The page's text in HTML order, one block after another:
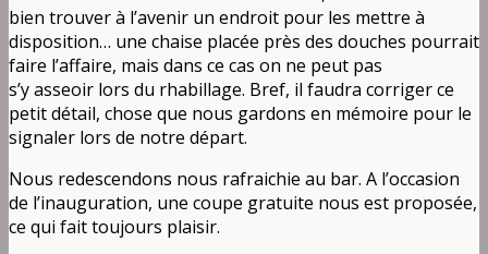
bien trouver à l’avenir un endroit pour les mettre à
disposition… une chaise placée près des douches pourrait
faire l’affaire, mais dans ce cas on ne peut pas
s’y asseoir lors du rhabillage. Bref, il faudra corriger ce
petit détail, chose que nous gardons en mémoire pour le
signaler lors de notre départ.
Nous redescendons nous rafraichie au bar. A l’occasion
de l’inauguration, une coupe gratuite nous est proposée,
ce qui fait toujours plaisir.